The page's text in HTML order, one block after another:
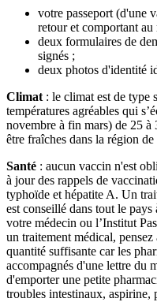
votre passeport (d'une
retour et comportant
deux formulaires de
signés ;
deux photos d'identité
Climat : le climat est de type
températures agréables qui
novembre à fin mars) de 25 à
être fraîches dans la région
Santé : aucun vaccin n'est
à jour des rappels de
typhoïde et hépatite A. Un
est conseillé dans tout le
votre médecin ou l’Institut
un traitement médical,
quantité suffisante car les
accompagnés d'une lettre du
d'emporter une petite
troubles intestinaux, aspirine,